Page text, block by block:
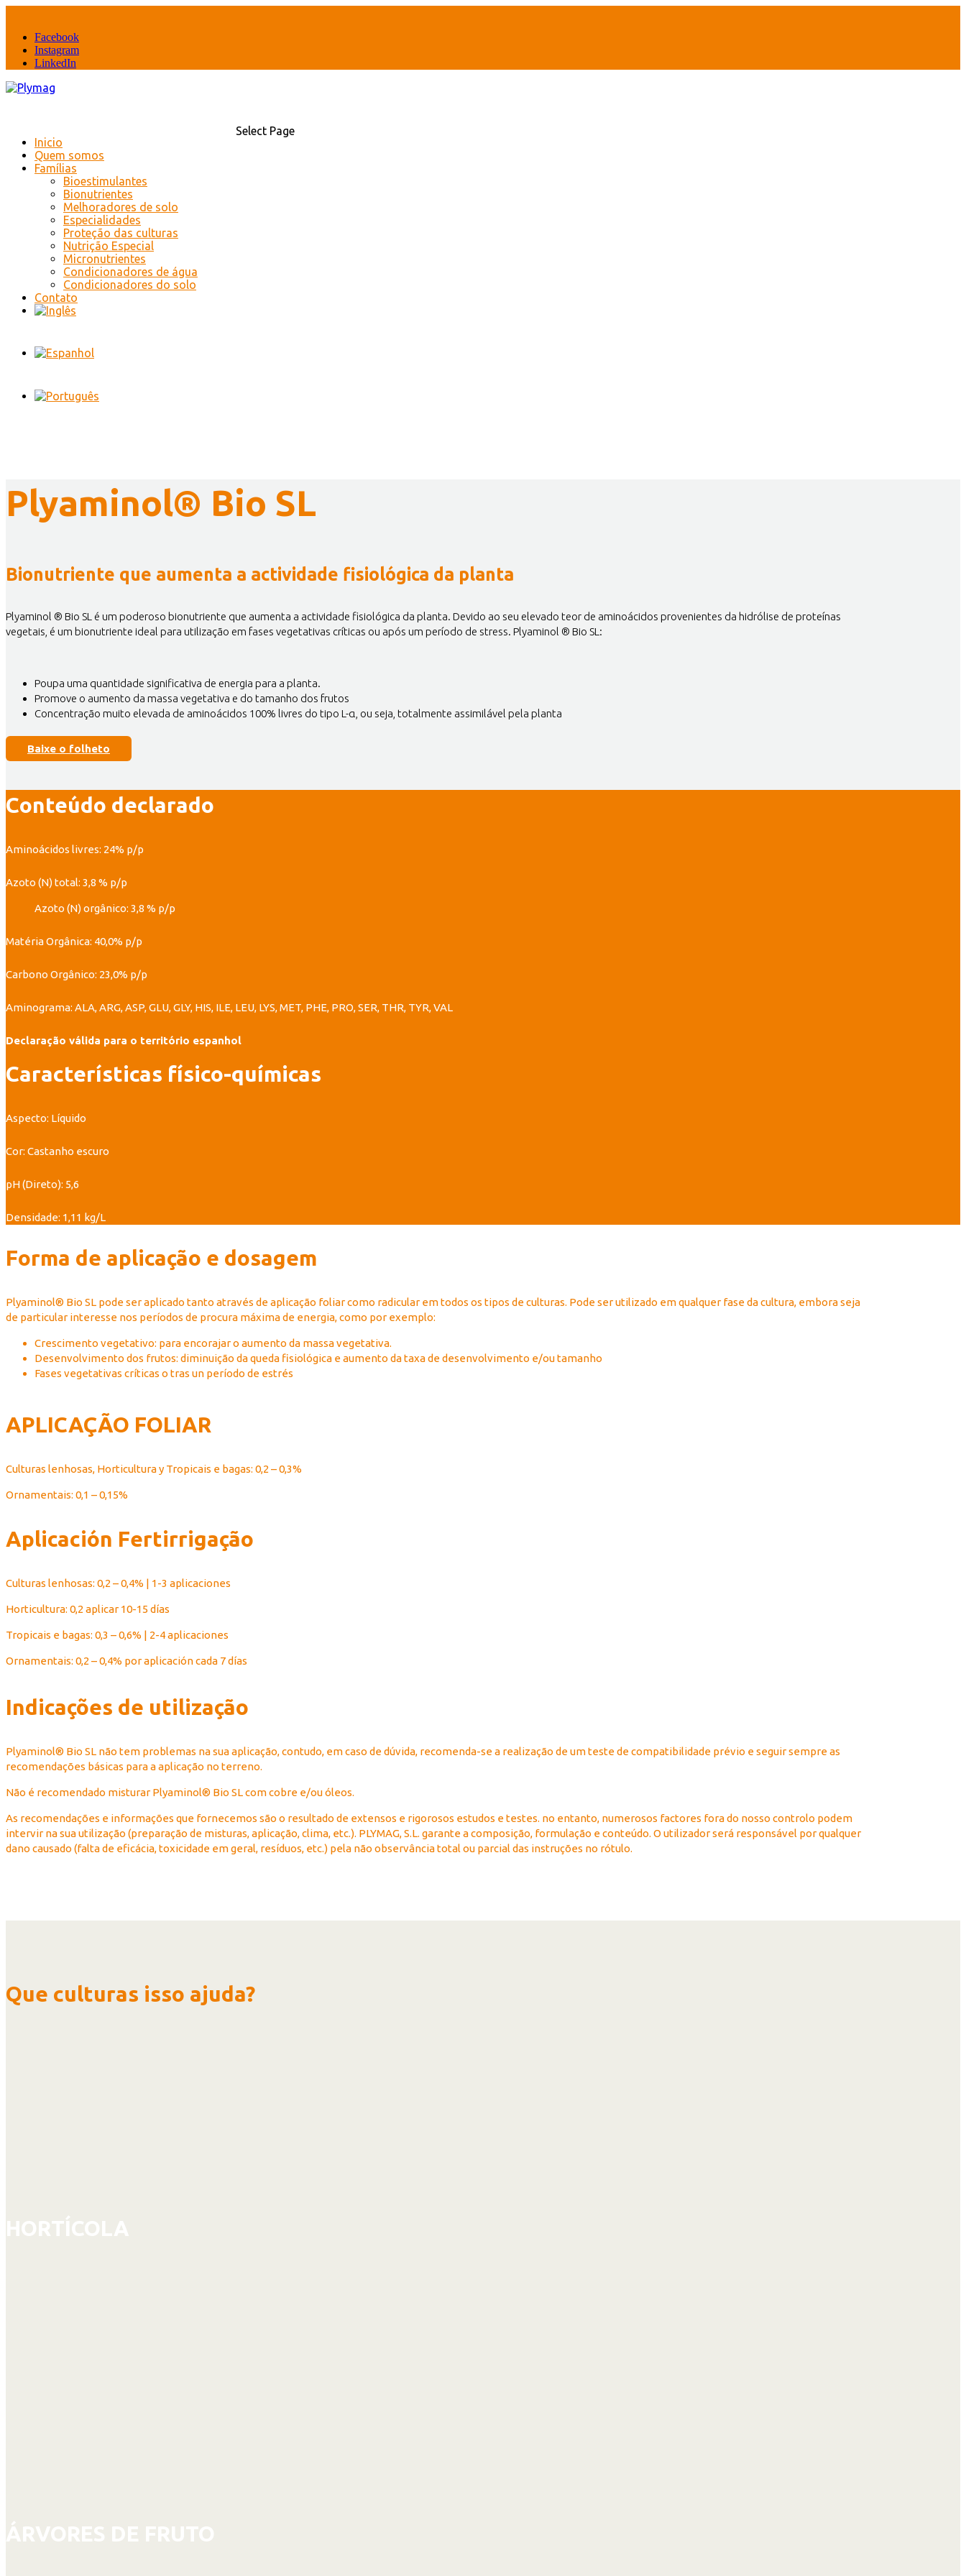
Facebook
Instagram
LinkedIn
Inicio
Quem somos
Famílias
Bioestimulantes
Bionutrientes
Melhoradores de solo
Especialidades
Proteção das culturas
Nutrição Especial
Micronutrientes
Condicionadores de água
Condicionadores do solo
Contato
Select Page
Plyaminol® Bio SL
Bionutriente que aumenta a actividade fisiológica da planta
Plyaminol ® Bio SL é um poderoso bionutriente que aumenta a actividade fisiológica da planta. Devido ao seu elevado teor de aminoácidos provenientes da hidrólise de proteínas
vegetais, é um bionutriente ideal para utilização em fases vegetativas críticas ou após um período de stress. Plyaminol ® Bio SL:
Poupa uma quantidade significativa de energia para a planta.
Promove o aumento da massa vegetativa e do tamanho dos frutos
Concentração muito elevada de aminoácidos 100% livres do tipo L-α, ou seja, totalmente assimilável pela planta
Baixe o folheto
Conteúdo declarado
Aminoácidos livres: 24% p/p
Azoto (N) total: 3,8 % p/p
Azoto (N) orgânico: 3,8 % p/p
Matéria Orgânica: 40,0% p/p
Carbono Orgânico: 23,0% p/p
Aminograma: ALA, ARG, ASP, GLU, GLY, HIS, ILE, LEU, LYS, MET, PHE, PRO, SER, THR, TYR, VAL
Declaração válida para o território espanhol
Características físico-químicas
Aspecto: Líquido
Cor: Castanho escuro
pH (Direto): 5,6
Densidade: 1,11 kg/L
Forma de aplicação e dosagem
Plyaminol® Bio SL pode ser aplicado tanto através de aplicação foliar como radicular em todos os tipos de culturas. Pode ser utilizado em qualquer fase da cultura, embora seja
de particular interesse nos períodos de procura máxima de energia, como por exemplo:
Crescimento vegetativo: para encorajar o aumento da massa vegetativa.
Desenvolvimento dos frutos: diminuição da queda fisiológica e aumento da taxa de desenvolvimento e/ou tamanho
Fases vegetativas críticas o tras un período de estrés
APLICAÇÃO FOLIAR
Culturas lenhosas, Horticultura y Tropicais e bagas: 0,2 – 0,3%
Ornamentais: 0,1 – 0,15%
Aplicación Fertirrigação
Culturas lenhosas: 0,2 – 0,4% | 1-3 aplicaciones
Horticultura: 0,2 aplicar 10-15 días
Tropicais e bagas: 0,3 – 0,6% | 2-4 aplicaciones
Ornamentais: 0,2 – 0,4% por aplicación cada 7 días
Indicações de utilização
Plyaminol® Bio SL não tem problemas na sua aplicação, contudo, em caso de dúvida, recomenda-se a realização de um teste de compatibilidade prévio e seguir sempre as
recomendações básicas para a aplicação no terreno.
Não é recomendado misturar Plyaminol® Bio SL com cobre e/ou óleos.
As recomendações e informações que fornecemos são o resultado de extensos e rigorosos estudos e testes. no entanto, numerosos factores fora do nosso controlo podem
intervir na sua utilização (preparação de misturas, aplicação, clima, etc.). PLYMAG, S.L. garante a composição, formulação e conteúdo. O utilizador será responsável por qualquer
dano causado (falta de eficácia, toxicidade em geral, resíduos, etc.) pela não observância total ou parcial das instruções no rótulo.
Que culturas isso ajuda?
HORTÍCOLA
ÁRVORES DE FRUTO